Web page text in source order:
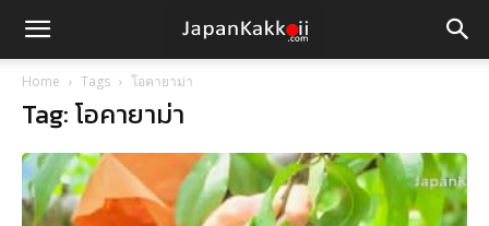
Home Tags โอคายาม่า
Tag: โอคายาม่า